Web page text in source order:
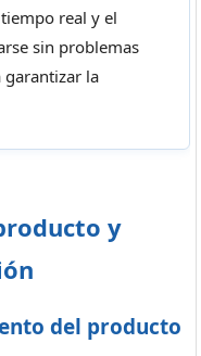
real y el
sin problemas
garantizar la
y
del producto